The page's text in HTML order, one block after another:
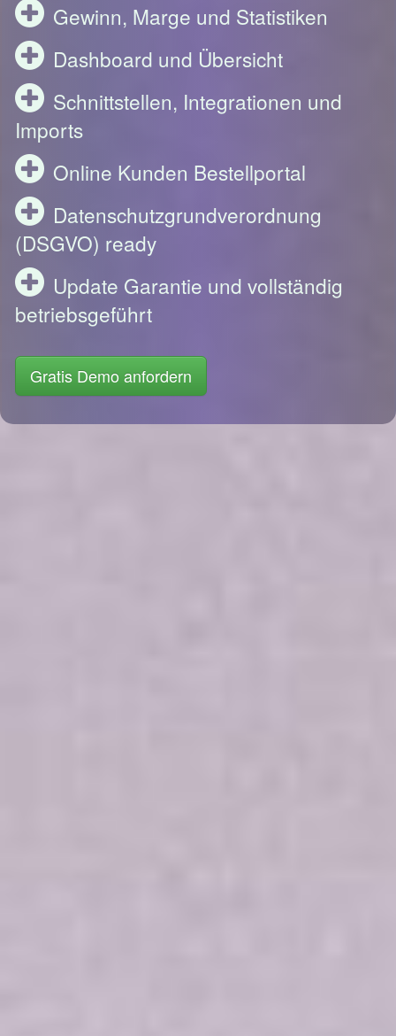
Gewinn, Marge und Statistiken
Dashboard und Übersicht
Schnittstellen, Integrationen und
Imports
Online Kunden Bestellportal
Datenschutzgrundverordnung
(DSGVO) ready
Update Garantie und vollständig
betriebsgeführt
Gratis Demo anfordern